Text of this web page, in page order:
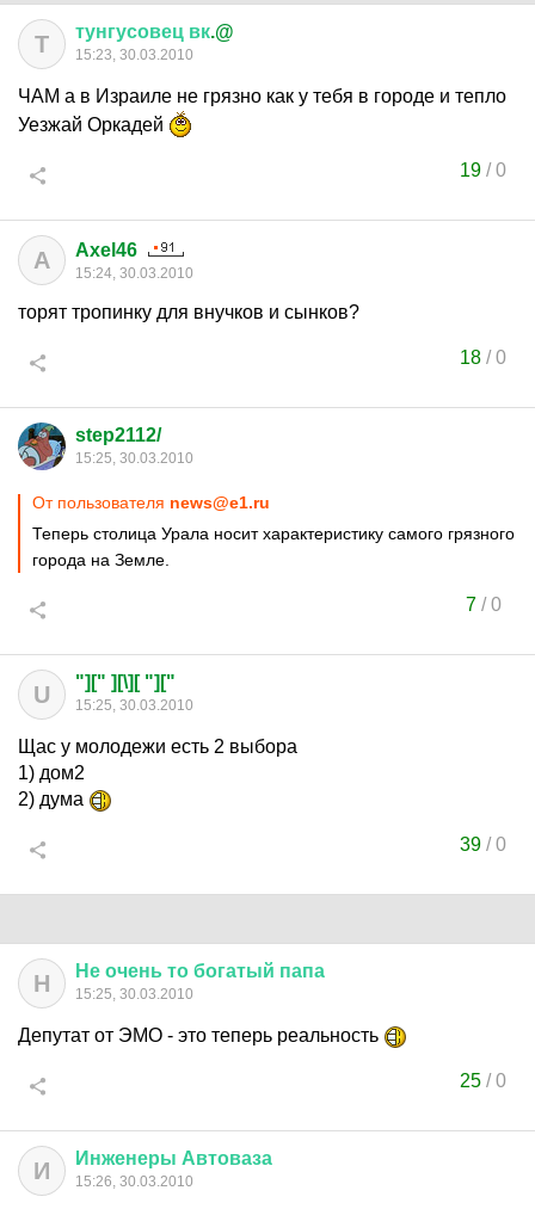
Т тунгусовец вк.@
15:23, 30.03.2010
ЧАМ а в Израиле не грязно как у тебя в городе и тепло
Уезжай Оркадей
19 /0
A Axel46
15:24, 30.03.2010
торят тропинку для внучков и сынков?
18 /0
step2112/
15:25, 30.03.2010
От пользователя news@e1.ru
Теперь столица Урала носит характеристику самого грязного
города на Земле.
7/0
U "][" ][\][ "]["
15:25, 30.03.2010
Щас у молодежи есть 2 выбора
1) дом2
2) дума
39 /0
Н Не очень то богатый папа
15:25, 30.03.2010
Депутат от ЭМО - это теперь реальность
25 /0
И Инженеры Автоваза
15:26, 30.03.2010